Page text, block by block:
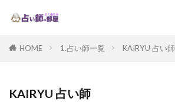
HOME 1.占い師一覧 KAIRYU 占い師
KAIRYU 占い師